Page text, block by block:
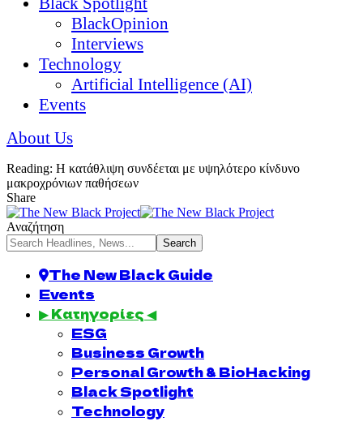
BlackOpinion
Interviews
Technology
Artificial Intelligence (AI)
Events
About Us
Reading: Η κατάθλιψη συνδέεται με υψηλότερο κίνδυνο
μακροχρόνιων παθήσεων
Share
Αναζήτηση
The New Black Guide
Events
▶ Κατηγορίες ◀
ESG
Business Growth
Personal Growth & BioHacking
Black Spotlight
Technology